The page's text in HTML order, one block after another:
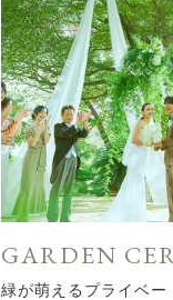
GARDEN
緑が萌えるプライベー